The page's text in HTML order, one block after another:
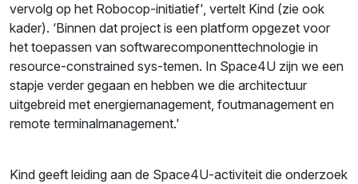
vervolg op het Robocop-initiatief', vertelt Kind (zie ook
kader). ‘Binnen dat project is een platform opgezet voor
het toepassen van softwarecomponenttechnologie in
resource-constrained sys-temen. In Space4U zijn we een
stapje verder gegaan en hebben we die architectuur
uitgebreid met energiemanagement, foutmanagement en
remote terminalmanagement.'
Kind geeft leiding aan de Space4U-activiteit die onderzoek